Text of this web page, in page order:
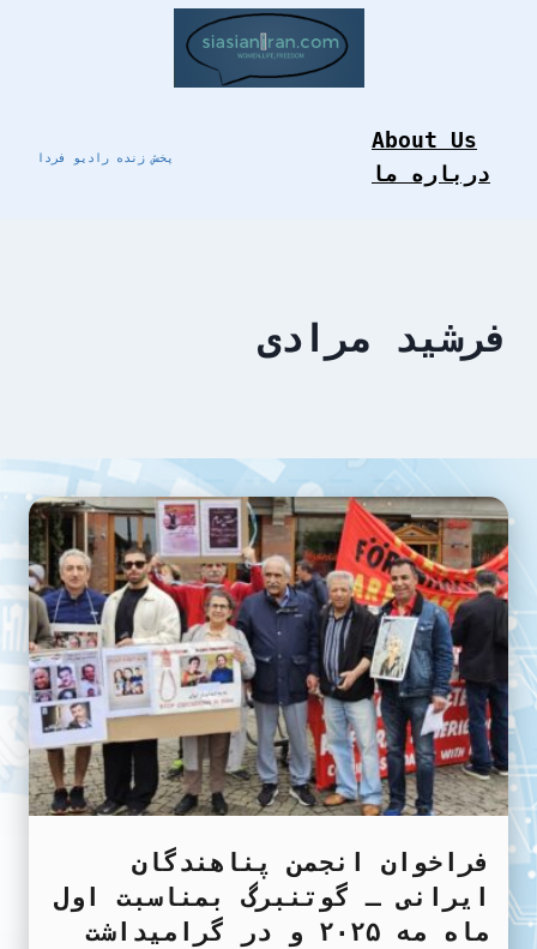
پخش زنده رادیو فردا
About Us
درباره ما
فرشید مرادی
فراخوان انجمن پناهندگان
ایرانی ـ گوتنبرگ بمناسبت اول
ماه مه ۲۰۲۵ و در گرامیداشت